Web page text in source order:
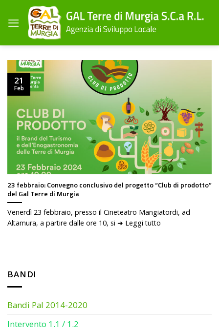
contenuti
BANDI
Bandi Pal 2014-2020
Intervento 1.1 / 1.2
23 febbraio: Convegno conclusivo del progetto “Club di prodotto”
del Gal Terre di Murgia
Venerdì 23 febbraio, presso il Cineteatro Mangiatordi, ad
Altamura, a partire dalle ore 10, si ➜ Leggi tutto
21
Feb